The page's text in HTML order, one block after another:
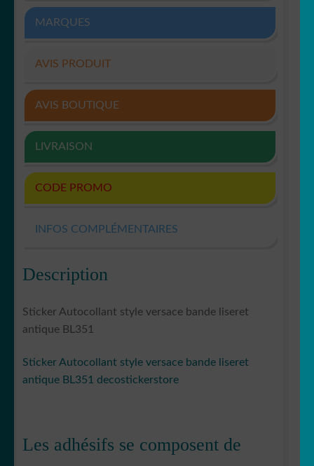
MARQUES
AVIS PRODUIT
AVIS BOUTIQUE
LIVRAISON
CODE PROMO
INFOS COMPLÉMENTAIRES
Description
Sticker Autocollant style versace bande liseret
antique BL351
Sticker Autocollant style versace bande liseret
antique BL351 decostickerstore
Les adhésifs se composent de